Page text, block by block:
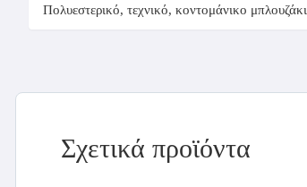
Πολυεστερικό, τεχνικό, κοντομάνικο
Σχετικά προϊόντα